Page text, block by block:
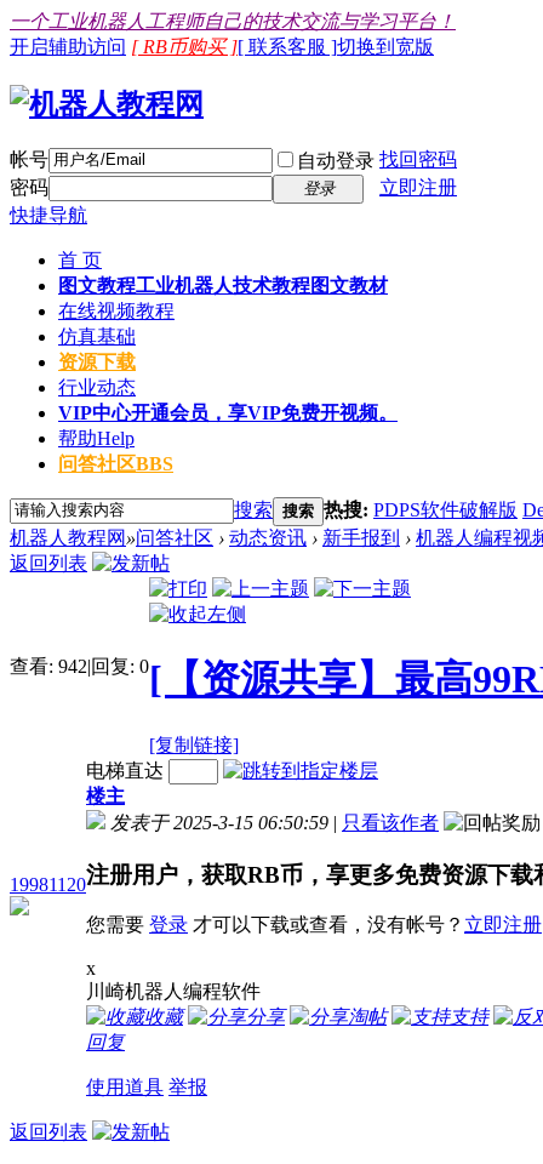
一个工业机器人工程师自己的技术交流与学习平台！
开启辅助访问 [ RB币购买 ][ 联系客服 ]切换到宽版
帐号 自动登录 找回密码
密码
登录
立即注册
快捷导航
首 页
图文教程工业机器人技术教程图文教材
在线视频教程
仿真基础
资源下载
行业动态
VIP中心开通会员，享VIP免费开视频。
帮助Help
问答社区BBS
搜索 搜索 热搜: PDPS软件破解版
机器人教程网 »问答社区 › 动态资讯 › 新手报到 › 机器人编程视
返回列表
查看: 942|回复: 0[【资源共享】最高
[复制链接]
19981120
电梯直达
楼主
发表于 2025-3-15 06:50:59 | 只看该作者
注册用户，获取RB币，享更多免费资源下载
您需要 登录 才可以下载或查看，没有帐号？ 立即注册
x
川崎机器人编程软件
收藏
分享 淘帖
支持
回复
使用道具 举报
返回列表